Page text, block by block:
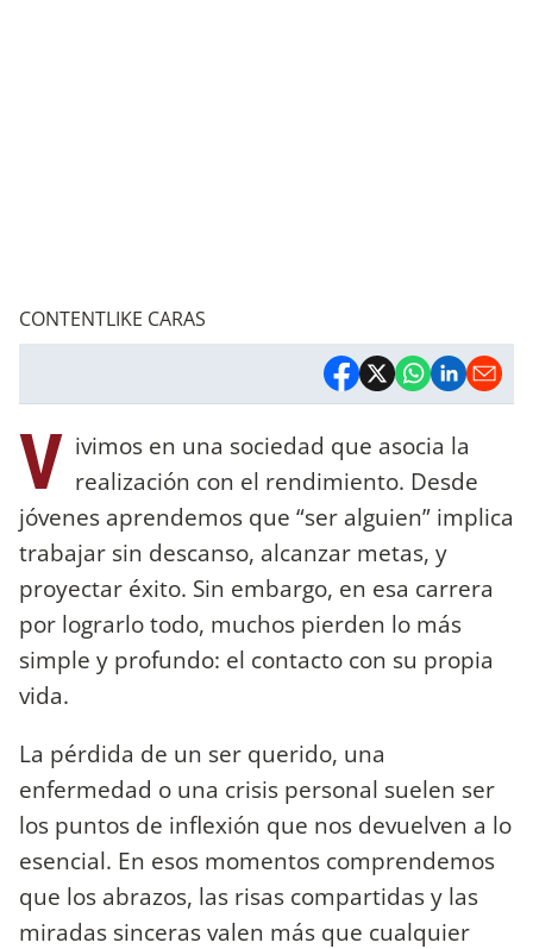
CONTENTLIKE CARAS
V ivimos en una sociedad que asocia la
realización con el rendimiento. Desde
jóvenes aprendemos que “ser alguien” implica
trabajar sin descanso, alcanzar metas, y
proyectar éxito. Sin embargo, en esa carrera
por lograrlo todo, muchos pierden lo más
simple y profundo: el contacto con su propia
vida.
La pérdida de un ser querido, una
enfermedad o una crisis personal suelen ser
los puntos de inflexión que nos devuelven a lo
esencial. En esos momentos comprendemos
que los abrazos, las risas compartidas y las
miradas sinceras valen más que cualquier